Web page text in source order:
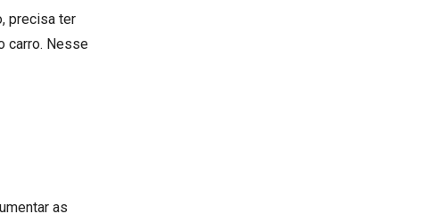
precisa ter
carro. Nesse
as